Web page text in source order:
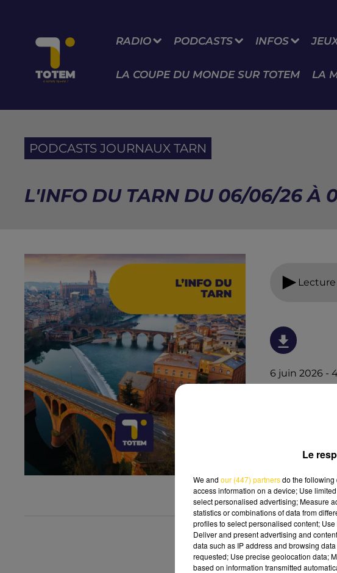
RADIO PODCASTS INFOS
LA COUPE DU MONDE SUR TOTEM LA
PODCASTS JOURNAUX TARN
L'INFO DU TARN DU 06/06/26 À
Lecture
6 juin 2026 -
Le
We and our (447) partnersdo the following
access information on a device; Use
select personalised advertising; Measure
statistics or combinations of data from
profiles to select personalised content;
Deliver and present advertising and
data such as IP address and browsing
requested; Use precise geolocation data;
based on information transmitted